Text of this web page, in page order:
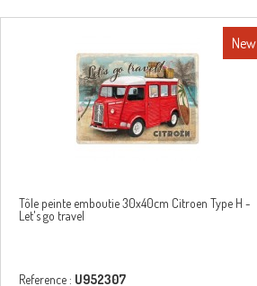
New
Tôle peinte emboutie 30x40cm Citroen Type H -
Let's go travel
Reference : U952307